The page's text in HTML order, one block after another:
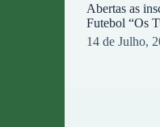
Abertas as
Futebol “Os
14 de Julho,